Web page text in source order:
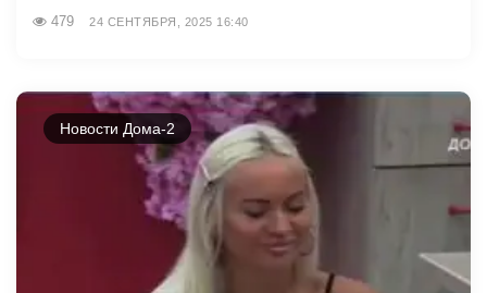
479 24 СЕНТЯБРЯ, 2025 16:40
Новости Дома-2